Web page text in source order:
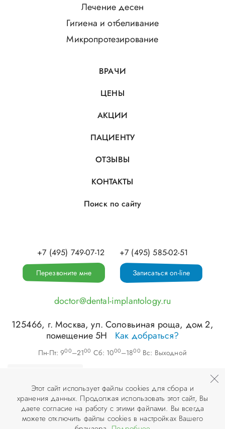
Лечение десен
Гигиена и отбеливание
Микропротезирование
ВРАЧИ
ЦЕНЫ
АКЦИИ
ПАЦИЕНТУ
ОТЗЫВЫ
КОНТАКТЫ
Поиск по сайту
+7 (495) 749-07-12 +7 (495) 585-02-51
Перезвоните мне Записаться on-line
doctor@dental-implantology.ru
125466, г.Москва,ул. Соловьиная роща, дом 2,
помещение 5Н
Как добраться?
Пн-Пт: 900–2100 Сб: 1000–1800 Вс: Выходной
©ООО «АПЕКС-Д», 2026
© Разработка и дизайн сайта «Инфодизайн» , 2007–2026
Этот сайт использует файлы cookies для сбора и
хранения данных. Продолжая использовать этот сайт, Вы
даете согласие на работу с этими файлами. Вы всегда
можете отключить файлы cookies в настройках Вашего